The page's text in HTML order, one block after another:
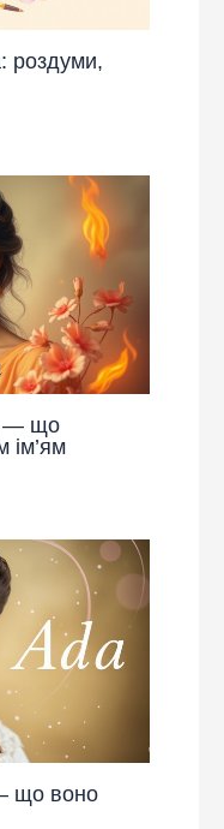
роздуми,
— що
ім’ям
що воно